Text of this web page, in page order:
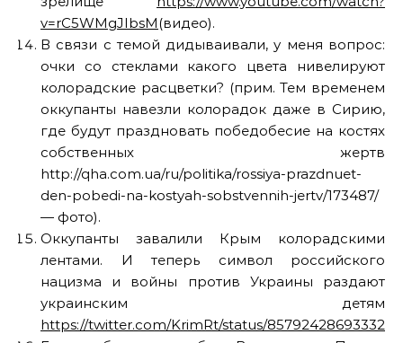
v=rC5WMgJIbsM(видео).
В связи с темой дидываивали, у меня вопрос:
очки со стеклами какого цвета нивелируют
колорадские расцветки? (прим. Тем временем
оккупанты навезли колорадок даже в Сирию,
где будут праздновать победобесие на костях
собственных жертв
http://qha.com.ua/ru/politika/rossiya-prazdnuet-
den-pobedi-na-kostyah-sobstvennih-jertv/173487/
— фото).
Оккупанты завалили Крым колорадскими
лентами. И теперь символ российского
нацизма и войны против Украины раздают
украинским детям
https://twitter.com/KrimRt/status/